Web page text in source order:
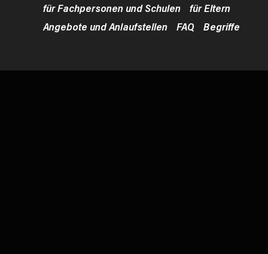
für Fachpersonen und Schulen
für Eltern
Angebote und Anlaufstellen
FAQ Begriffe